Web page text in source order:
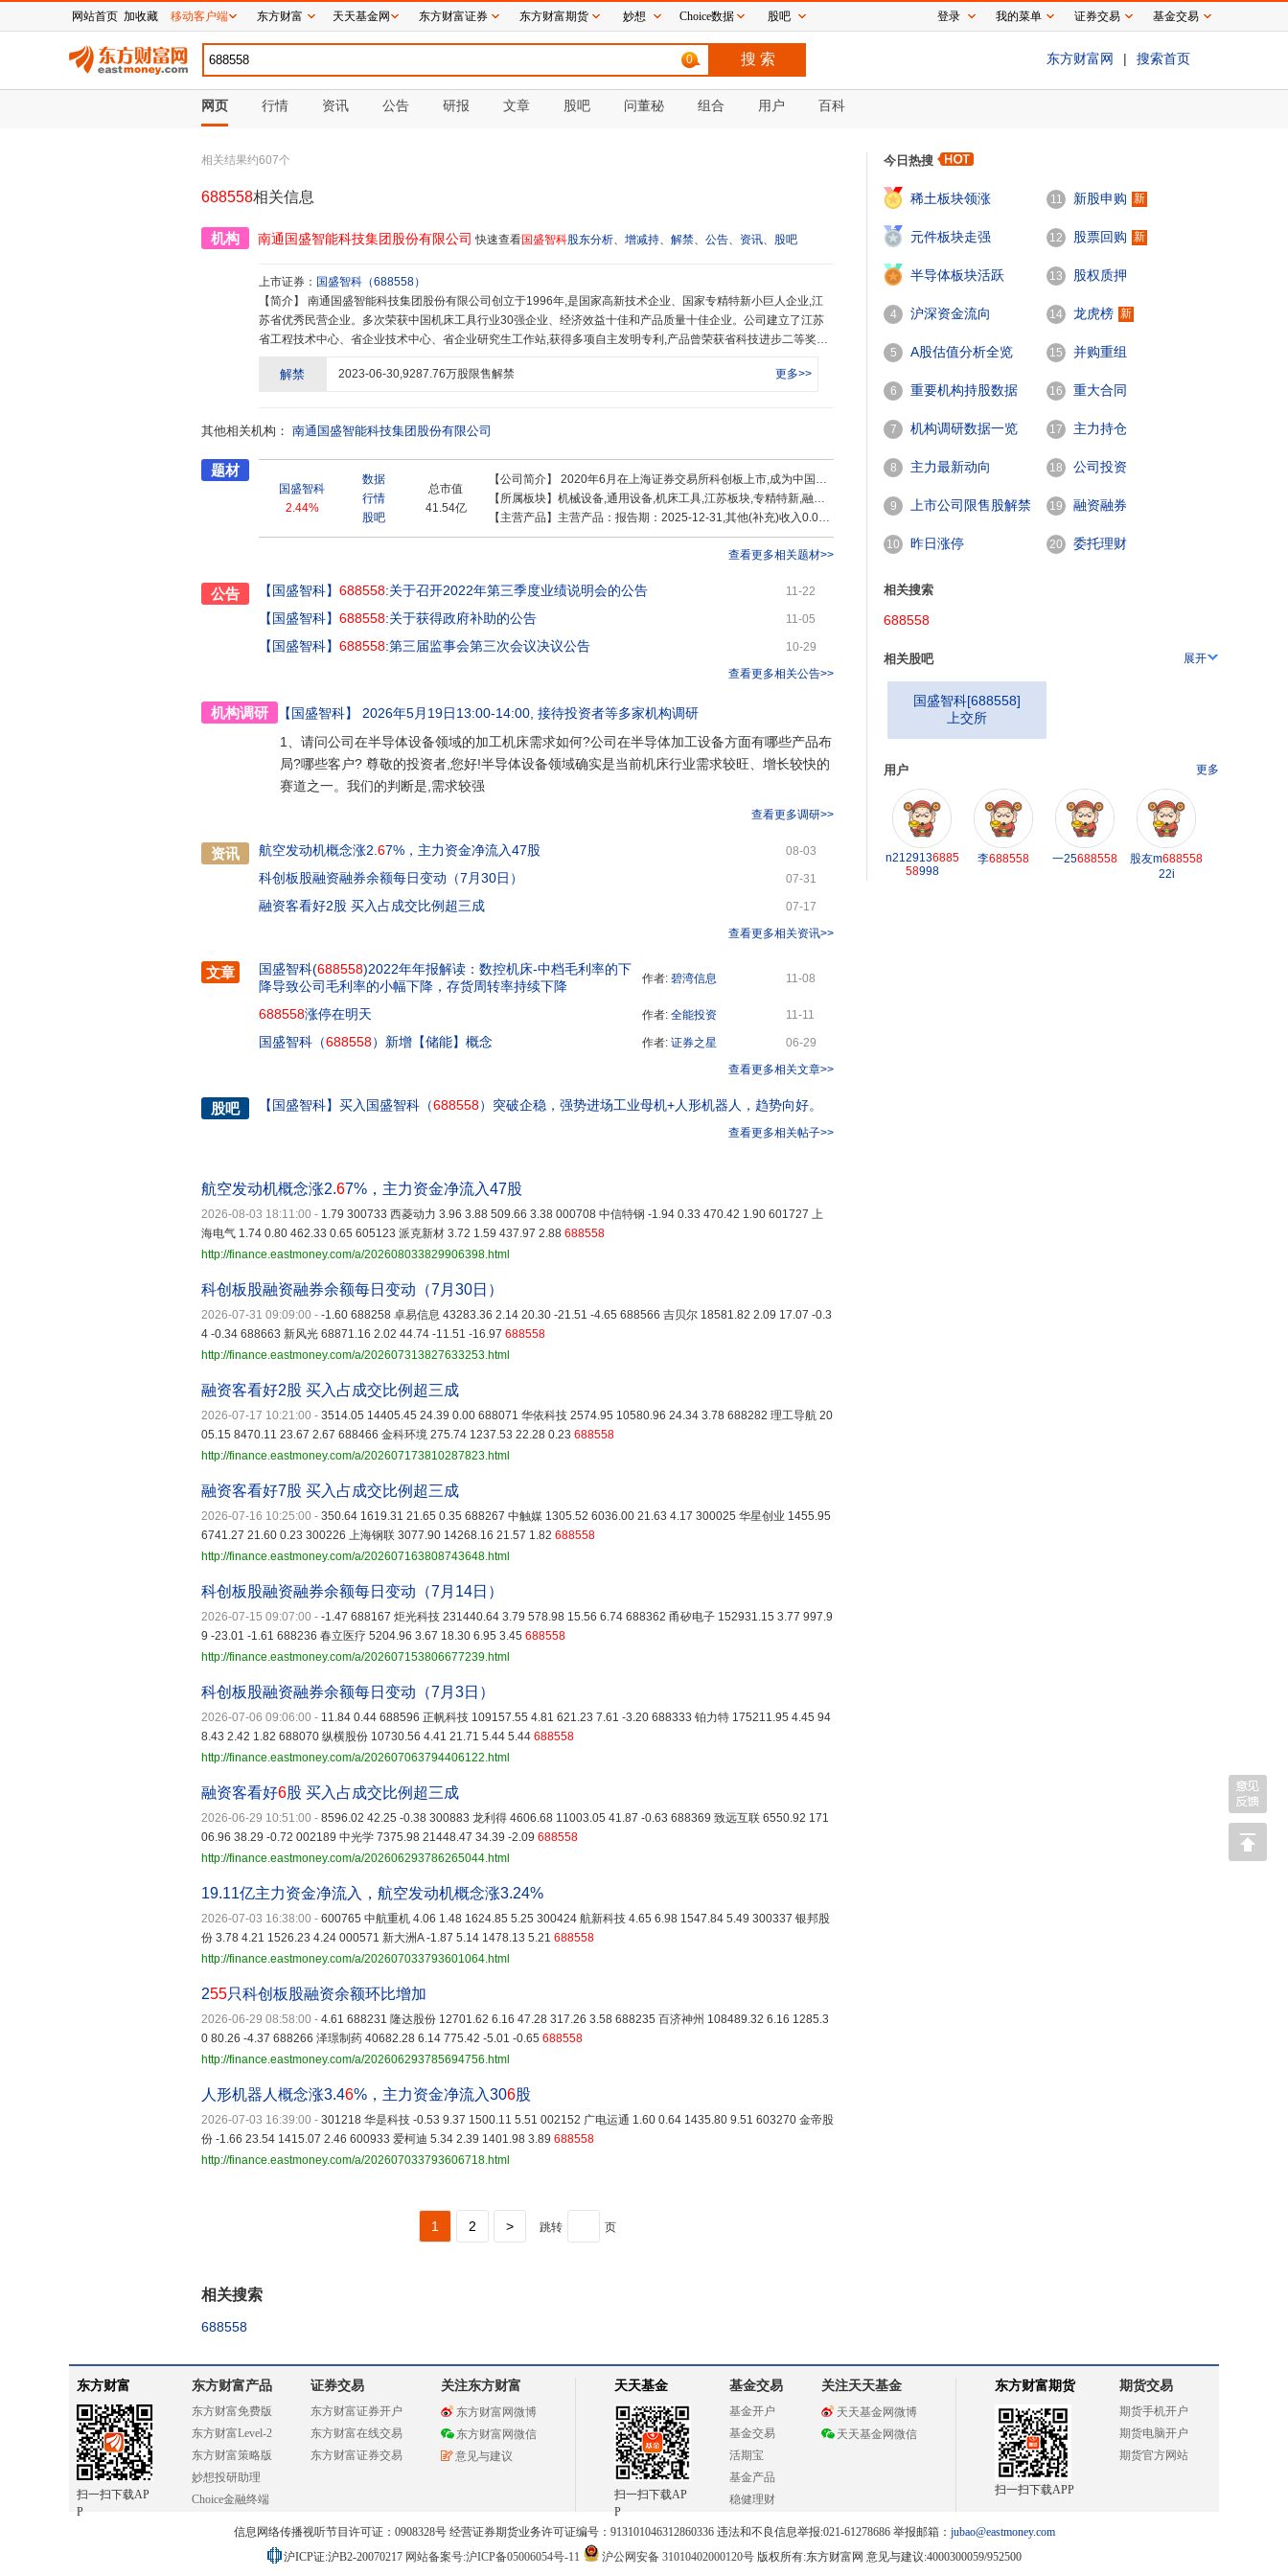
0 东方财富网 | 搜索首页
网页 行情 资讯 公告 研报 文章 股吧 问董秘 组合 用户 百科
相关结果约607个
688558相关信息
机构 南通国盛智能科技集团股份有限公司 快速查看国盛智科股东分析、 增减持、 解禁、 公告、 资讯、 股吧
上市证券： 国盛智科 （688558）
【简介】
苏省优秀民营企业。多次荣获中国机床工具行业30强企业、经济效益十佳和产品质量十佳企业。公司建立了江苏
省工程技术中心、省企业技术中心、省企业研究生工作站,获得多项自主发明专利,产品曾荣获省科技进步二等奖、
与国家04专项。2020年6月在上海证券交易所科创板上市,成为中国金属切削机床科创板第一家上市企业,股票代码
机,及德国蔡司、海克斯康、雷尼绍等精密检测设备。拥有200余名十年以上金牌员工,4万余台机床制造经验,以及
控机床、智能自动化生产线、装备部件三大板块业务,主营产品为中高档数控机床,涵盖了立式加工中心、龙门加工
中心、卧式加工中心、卧式镗铣床、数控车床、五轴联动加工中心等系列产品,广泛应用于精密模具、机械设备、
新能源、民用航空、半导体、工程机械、工业阀门、船舶海工等领域,满足用户不同行业应用场景下的金属切削一
装备和服务,并向全球领先智能制造装备企业配套供应精密钣焊件及铸件。公司不断加强全自动头、镗杆、转台、
解禁 2023-06-30,9287.76万股限售解禁 更多>>
其他相关机构： 南通国盛智能科技集团股份有限公司
题材
国盛智科
2.44%
数据
行情
股吧
总市值
41.54亿
【公司简介】 2020年6月在上海证券交易所科创板上市,成为中国金属切削机床科创板第一家上市企业,股票代码 688558
【所属板块】 机械设备,通用设备,机床工具,江苏板块,专精特新,融资融券,人形机器人,低空经济,机器人概念,工业母机,半导体概念
【主营产品】 主营产品：报告期：2025-12-31,其他(补充)收入0.09亿 ，占比0.71% ，利润0.03亿 ，占比0.85% ，毛利率30.43%；数控机床-中档收入3.64亿 ，占比28.67% ，利润0.72亿 ，占比22.48% ，毛利率19.84%；数控机床-高档收入6.88亿 ，占比54.21% ，利润1.93亿 ，占比60.14% ，毛利率28.06%；智能自动化生产线收入0.65亿 ，占比5.15% ，利润0.13亿 ，占比3.94% ，毛利率19.35%；装备部件收入1.43亿 ，占比11.27% ，利润0.4亿 ，占比12.59% ，毛利率28.27%
查看更多相关题材>>
公告 【国盛智科】 688558:关于召开2022年第三季度业绩说明会的公告 11-22
【国盛智科】 688558:关于获得政府补助的公告 11-05
【国盛智科】 688558:第三届监事会第三次会议决议公告
10-29
查看更多相关公告>>
机构调研 【国盛智科】 2026年5月19日13:00-14:00 , 接待投资者等多家机构调研
1、请问公司在半导体设备领域的加工机床需求如何?公司在半导体加工设备方面有哪些产品布
局?哪些客户? 尊敬的投资者,您好!半导体设备领域确实是当前机床行业需求较旺、增长较快的
赛道之一。我们的判断是,需求较强
查看更多调研>>
资讯 航空发动机概念涨2. 67%，主力资金净流入47股 08-03
科创板股融资融券余额每日变动（7月30日） 07-31
融资客看好2股 买入占成交比例超三成
07-17
查看更多相关资讯>>
文章 国盛智科(688558)2022年年报解读：数控机床-中档毛利率的下
降导致公司毛利率的小幅下降，存货周转率持续下降
作者: 碧湾信息 11-08
688558涨停在明天 作者: 全能投资 11-11
国盛智科（688558）新增【储能】概念 作者: 证券之星
06-29
查看更多相关文章>>
股吧 【国盛智科】 买入国盛智科（688558）突破企稳，强势进场工业母机+人形机器人，趋势向好。
查看更多相关帖子>>
航空发动机概念涨2.67%，主力资金净流入47股
2026-08-03 18:11:00 - 1.79 300733 西菱动力 3.96 3.88 509.66 3.38 000708 中信特钢 -1.94 0.33 470.42 1.90 601727 上
海电气 1.74 0.80 462.33 0.65 605123 派克新材 3.72 1.59 437.97 2.88 688558
http://finance.eastmoney.com/a/202608033829906398.html
科创板股融资融券余额每日变动（7月30日）
2026-07-31 09:09:00 - -1.60 688258 卓易信息 43283.36 2.14 20.30 -21.51 -4.65 688566 吉贝尔 18581.82 2.09 17.07 -0.3
4 -0.34 688663 新风光 68871.16 2.02 44.74 -11.51 -16.97 688558
http://finance.eastmoney.com/a/202607313827633253.html
融资客看好2股 买入占成交比例超三成
2026-07-17 10:21:00 - 3514.05 14405.45 24.39 0.00 688071 华依科技 2574.95 10580.96 24.34 3.78 688282 理工导航 20
05.15 8470.11 23.67 2.67 688466 金科环境 275.74 1237.53 22.28 0.23 688558
http://finance.eastmoney.com/a/202607173810287823.html
融资客看好7股 买入占成交比例超三成
2026-07-16 10:25:00 - 350.64 1619.31 21.65 0.35 688267 中触媒 1305.52 6036.00 21.63 4.17 300025 华星创业 1455.95
6741.27 21.60 0.23 300226 上海钢联 3077.90 14268.16 21.57 1.82 688558
http://finance.eastmoney.com/a/202607163808743648.html
科创板股融资融券余额每日变动（7月14日）
2026-07-15 09:07:00 - -1.47 688167 炬光科技 231440.64 3.79 578.98 15.56 6.74 688362 甬矽电子 152931.15 3.77 997.9
9 -23.01 -1.61 688236 春立医疗 5204.96 3.67 18.30 6.95 3.45 688558
http://finance.eastmoney.com/a/202607153806677239.html
科创板股融资融券余额每日变动（7月3日）
2026-07-06 09:06:00 - 11.84 0.44 688596 正帆科技 109157.55 4.81 621.23 7.61 -3.20 688333 铂力特 175211.95 4.45 94
8.43 2.42 1.82 688070 纵横股份 10730.56 4.41 21.71 5.44 5.44 688558
http://finance.eastmoney.com/a/202607063794406122.html
融资客看好6股 买入占成交比例超三成
2026-06-29 10:51:00 - 8596.02 42.25 -0.38 300883 龙利得 4606.68 11003.05 41.87 -0.63 688369 致远互联 6550.92 171
06.96 38.29 -0.72 002189 中光学 7375.98 21448.47 34.39 -2.09 688558
http://finance.eastmoney.com/a/202606293786265044.html
19.11亿主力资金净流入，航空发动机概念涨3.24%
2026-07-03 16:38:00 - 600765 中航重机 4.06 1.48 1624.85 5.25 300424 航新科技 4.65 6.98 1547.84 5.49 300337 银邦股
份 3.78 4.21 1526.23 4.24 000571 新大洲A -1.87 5.14 1478.13 5.21 688558
http://finance.eastmoney.com/a/202607033793601064.html
255只科创板股融资余额环比增加
2026-06-29 08:58:00 - 4.61 688231 隆达股份 12701.62 6.16 47.28 317.26 3.58 688235 百济神州 108489.32 6.16 1285.3
0 80.26 -4.37 688266 泽璟制药 40682.28 6.14 775.42 -5.01 -0.65 688558
http://finance.eastmoney.com/a/202606293785694756.html
人形机器人概念涨3.46%，主力资金净流入306股
2026-07-03 16:39:00 - 301218 华是科技 -0.53 9.37 1500.11 5.51 002152 广电运通 1.60 0.64 1435.80 9.51 603270 金帝股
份 -1.66 23.54 1415.07 2.46 600933 爱柯迪 5.34 2.39 1401.98 3.89 688558
http://finance.eastmoney.com/a/202607033793606718.html
1 2 > 跳转 页
相关搜索
688558
今日热搜
稀土板块领涨
2
元件板块走强
3
半导体板块活跃
4 沪深资金流向
5 A股估值分析全览
6 重要机构持股数据
7 机构调研数据一览
8 主力最新动向
9 上市公司限售股解禁
一览
10 昨日涨停
11 新股申购 新
12 股票回购 新
13 股权质押
14 龙虎榜 新
15 并购重组
16 重大合同
17 主力持仓
18 公司投资
19 融资融券
20 委托理财
相关搜索
688558
相关股吧 展开
国盛智科[688558]
上交所
用户 更多
n2129136885
58998
李688558 一25688558 股友m688558
22i
东方财富
扫一扫下载AP
P
东方财富产品
东方财富免费版
东方财富Level-2
东方财富策略版
妙想投研助理
Choice金融终端
证券交易
东方财富证券开户
东方财富在线交易
东方财富证券交易
关注东方财富
东方财富网微博
东方财富网微信
意见与建议
天天基金
扫一扫下载AP
P
基金交易
基金开户
基金交易
活期宝
基金产品
稳健理财
关注天天基金
天天基金网微博
天天基金网微信
东方财富期货
扫一扫下载APP
期货交易
期货手机开户
期货电脑开户
期货官方网站
信息网络传播视听节目许可证：0908328号 经营证券期货业务许可证编号：913101046312860336 违法和不良信息举报:021-61278686 举报邮箱： jubao@eastmoney.com
沪ICP证:沪B2-20070217 网站备案号:沪ICP备05006054号-11 沪公网安备 31010402000120号版权所有:东方财富网 意见与建议:4000300059/952500
网站首页 加收藏 移动客户端 东方财富 天天基金网 东方财富证券 东方财富期货 妙想 Choice数据 股吧 登录 我的菜单 证券交易 基金交易